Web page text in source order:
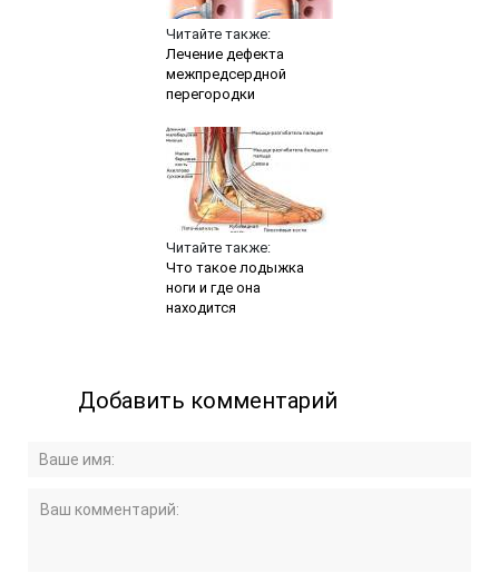
Читайте также:
Лечение дефекта
межпредсердной
перегородки
Читайте также:
Что такое лодыжка
ноги и где она
находится
Добавить комментарий